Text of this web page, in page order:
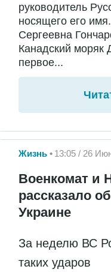
руководитель
носящего его
Сергеевна
Канадский
первое...
Жизнь 13:05 / 26
Военкомат и
рассказало
Украине
За неделю ВС
таких ударов